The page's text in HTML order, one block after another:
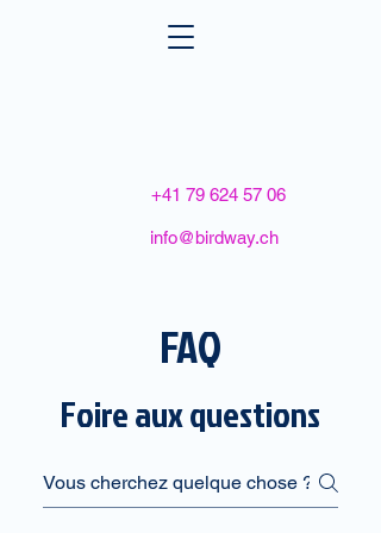
+41 79 624 57 06
info@birdway.ch
FAQ
Foire aux questions